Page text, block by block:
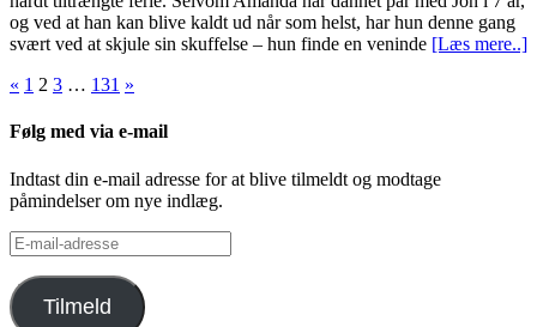
og ved at han kan blive kaldt ud når som helst, har hun denne gang
svært ved at skjule sin skuffelse – hun finde en veninde [Læs mere..]
Indlægsinddeling
« 1 2 3 … 131 »
Følg med via e-mail
Indtast din e-mail adresse for at blive tilmeldt og modtage
påmindelser om nye indlæg.
E-
mail-
adresse
Tilmeld